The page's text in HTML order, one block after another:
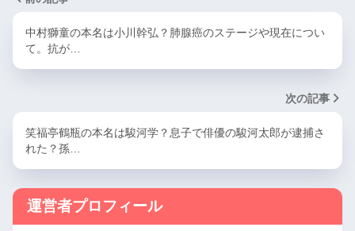
中村獅童の本名は小川幹弘？肺腺癌のステージや現在につい
て。抗が…
次の記事
笑福亭鶴瓶の本名は駿河学？息子で俳優の駿河太郎が逮捕さ
れた？孫…
運営者プロフィール